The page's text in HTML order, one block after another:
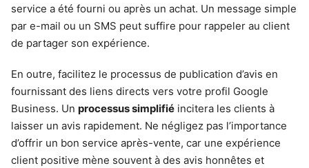
service a été fourni ou après un achat. Un message simple
par e-mail ou un SMS peut suffire pour rappeler au client
de partager son expérience.
En outre, facilitez le processus de publication d’avis en
fournissant des liens directs vers votre profil Google
Business. Un processus simplifié incitera les clients à
laisser un avis rapidement. Ne négligez pas l’importance
d’offrir un bon service après-vente, car une expérience
client positive mène souvent à des avis honnêtes et